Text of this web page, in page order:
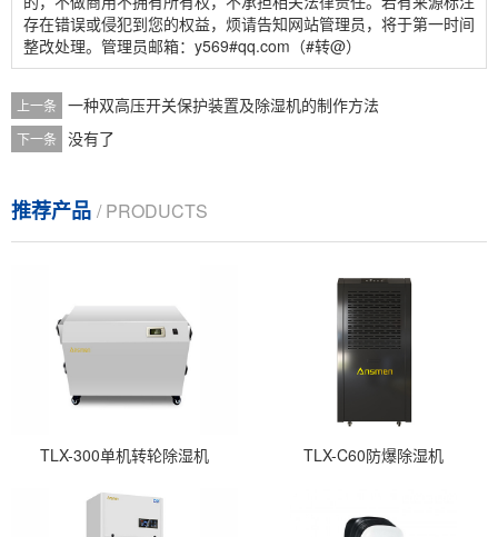
存在错误或侵犯到您的权益，烦请告知网站管理员，将于第一时间
整改处理。管理员邮箱：y569#qq.com（#转@）
上一条 一种双高压开关保护装置及除湿机的制作方法
下一条 没有了
推荐产品 / PRODUCTS
TLX-300单机转轮除湿机 TLX-C60防爆除湿机